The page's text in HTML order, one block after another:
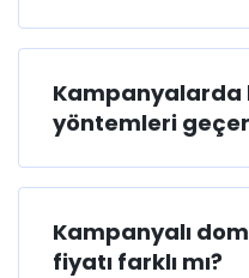
Kampanyalarda
yöntemleri
Kampanyalı
fiyatı farklı mı?